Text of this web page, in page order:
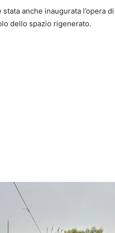
anche inaugurata l’opera di
dello spazio rigenerato.